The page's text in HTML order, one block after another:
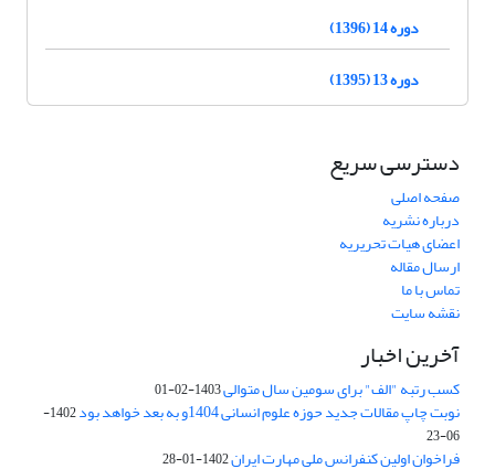
دوره 14 (1396)
دوره 13 (1395)
دسترسی سریع
صفحه اصلی
درباره نشریه
اعضای هیات تحریریه
ارسال مقاله
تماس با ما
نقشه سایت
آخرین اخبار
کسب رتبه "الف" برای سومین سال متوالی1403-02-01
نوبت چاپ مقالات جدید حوزه علوم انسانی 1404و به بعد خواهد بود
1402-
06-23
فراخوان اولین کنفرانس ملی مهارت ایران1402-01-28